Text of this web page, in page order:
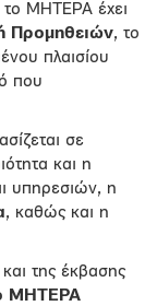
το ΜΗΤΕΡΑ έχει
Προμηθειών, το
πλαισίου
που
σε
και η
υπηρεσιών, η
, καθώς και η
της έκβασης
ΜΗΤΕΡΑ